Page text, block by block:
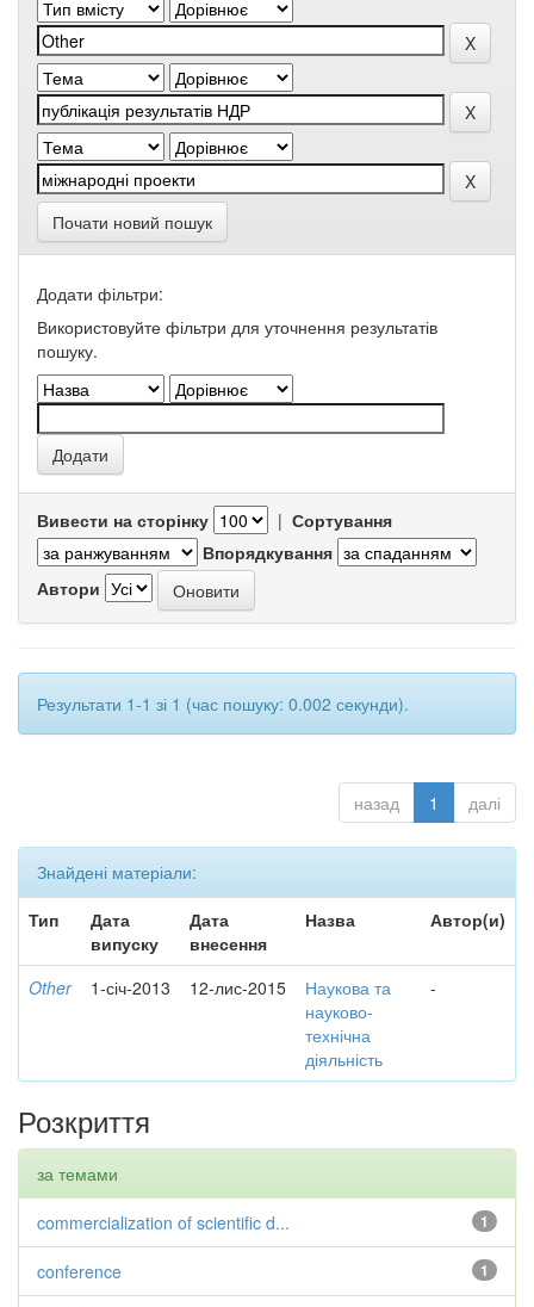
Почати новий пошук
Додати фільтри:
Використовуйте фільтри для уточнення результатів
пошуку.
Вивести на сторінку | Сортування
Впорядкування
Автори
Результати 1-1 зі 1 (час пошуку: 0.002 секунди).
назад 1 далі
Знайдені матеріали:
Тип
Дата
випуску
Дата
внесення
Назва Автор(и)
Other 1-січ-2013 12-лис-2015
Наукова та
науково-
технічна
діяльність
-
Розкриття
за темами
1
commercialization of scientific d...
1
conference